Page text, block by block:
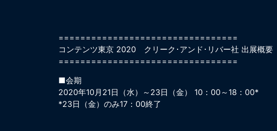
=================================
コンテンツ東京 2020 クリーク･アンド･リバー社 出展概要
=================================
■会期
2020年10月21日（水）～23日（金） 10：00～18：00*
*23日（金）のみ17：00終了